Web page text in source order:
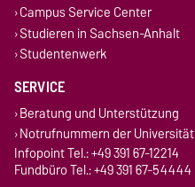
Campus Service Center
Studieren in Sachsen-Anhalt
Studentenwerk
SERVICE
Beratung und Unterstützung
Notrufnummern der Universität
Infopoint Tel.: +49 391 67-12214
Fundbüro Tel.: +49 391 67-54444